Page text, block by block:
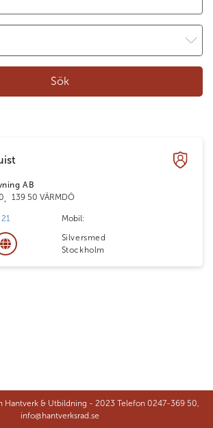
Sök
AB
, 139 50 VÄRMDÖ
Mobil:
Silversmed
Stockholm
Hantverk & Utbildning - 2023 Telefon 0247-369 50,
info@hantverksrad.se